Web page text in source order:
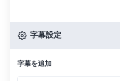
字幕設定
字幕を追加